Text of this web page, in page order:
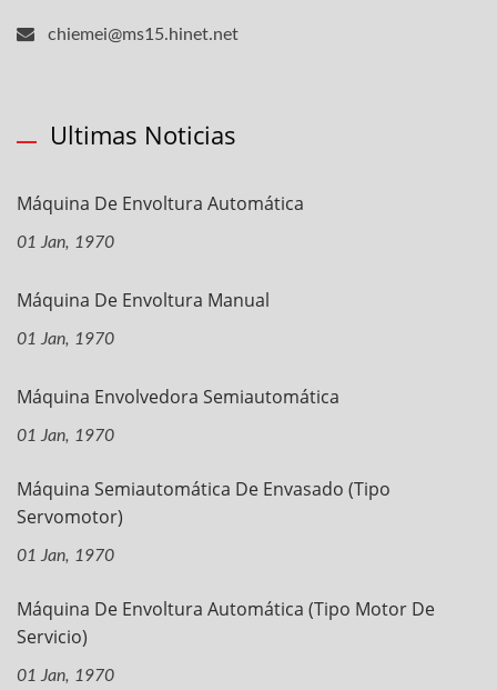
chiemei@ms15.hinet.net
Ultimas Noticias
Máquina De Envoltura Automática
01 Jan, 1970
Máquina De Envoltura Manual
01 Jan, 1970
Máquina Envolvedora Semiautomática
01 Jan, 1970
Máquina Semiautomática De Envasado (tipo
Servomotor)
01 Jan, 1970
Máquina De Envoltura Automática (tipo Motor De
Servicio)
01 Jan, 1970